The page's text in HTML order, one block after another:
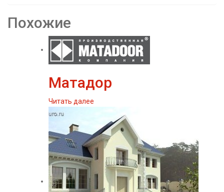
Похожие
Матадор
Читать далее